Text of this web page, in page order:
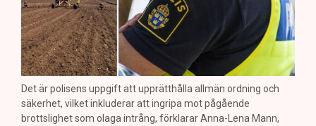
Det är polisens uppgift att upprätthålla allmän ordning och
säkerhet, vilket inkluderar att ingripa mot pågående
brottslighet som olaga intrång, förklarar Anna-Lena Mann,